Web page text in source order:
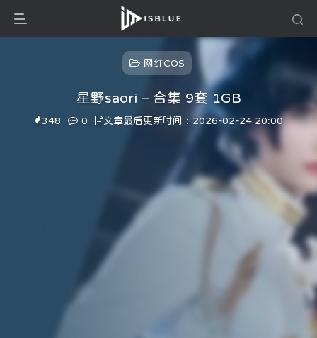
网红COS
星野saori – 合集 9套 1GB
348 0 文章最后更新时间：2026-02-24 20:00